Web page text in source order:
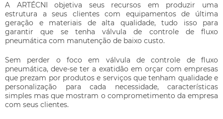
A ARTÉCNI objetiva seus recursos em produzir uma
estrutura a seus clientes com equipamentos de última
geração e materiais de alta qualidade, tudo isso para
garantir que se tenha válvula de controle de fluxo
pneumática com manutenção de baixo custo.
Sem perder o foco em válvula de controle de fluxo
pneumática, deve-se ter a exatidão em orçar com empresas
que prezam por produtos e serviços que tenham qualidade e
personalização para cada necessidade, características
simples mas que mostram o comprometimento da empresa
com seus clientes.